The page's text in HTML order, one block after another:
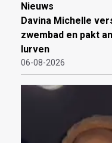
Nieuws
Davina Michelle
zwembad en pakt
lurven
06-08-2026